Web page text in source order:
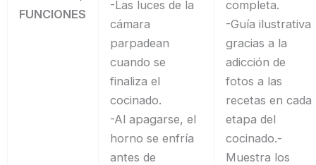
FUNCIONES
-Las luces de la
cámara
parpadean
cuando se
finaliza el
cocinado.
-Al apagarse, el
horno se enfría
antes de
completa.
-Guía ilustrativa
gracias a la
adicción de
fotos a las
recetas en cada
etapa del
cocinado.-
Muestra los